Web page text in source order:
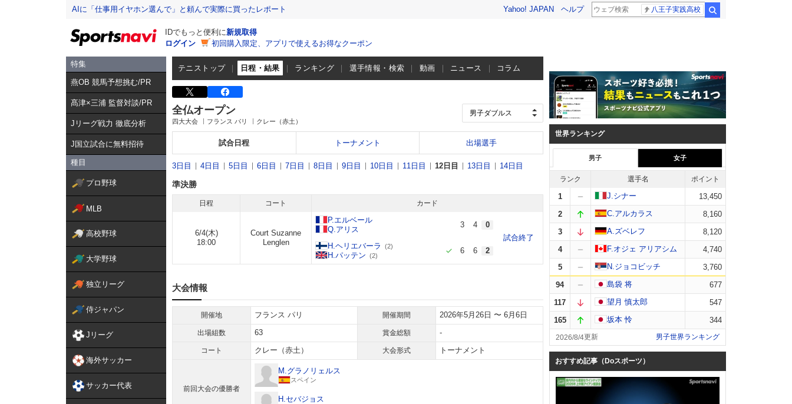
AIに「仕事用イヤホン選んで」と頼んで実際に買ったレポート Yahoo! JAPAN ヘルプ 八王子実践高校
IDでもっと便利に新規取得
ログイン
初回購入限定、アプリで使えるお得なクーポン
特集
燕OB 競馬予想挑む/PR
髙津×三浦 監督対談/PR
Jリーグ戦力 徹底分析
J国立試合に無料招待
種目
プロ野球
MLB
高校野球
大学野球
独立リーグ
侍ジャパン
Jリーグ
海外サッカー
サッカー代表
テニストップ 日程・結果 ランキング 選手情報・検索 動画 ニュース コラム
全仏オープン
四大大会 フランス パリ クレー（赤土）
試合日程 トーナメント 出場選手
3日目 4日目 5日目 6日目 7日目 8日目 9日目 10日目 11日目 12日目 13日目 14日目
準決勝
日程 コート カード
6/4(木)
18:00
Court Suzanne
Lenglen
P.エルベール
Q.アリス
3 4 0
H.ヘリエバーラ (2)
H.パッテン (2)
6 6 2
試合終了
大会情報
開催地 フランス パリ 開催期間 2026年5月26日 〜 6月6日
出場組数 63 賞金総額 -
コート クレー（赤土） 大会形式 トーナメント
前回大会の優勝者
M.グラノリェルス
スペイン
H.セバジョス
世界ランキング
男子 女子
ランク 選手名 ポイント
1 J.シナー
13,450
2
C.アルカラス
8,160
3
A.ズベレフ
8,120
4
F.オジェ アリアシム
4,740
5
N.ジョコビッチ
3,760
94
島袋 将
677
117
望月 慎太郎
547
165
坂本 怜 344
2026/8/4 男子世界ランキング
おすすめ記事（Doスポーツ）